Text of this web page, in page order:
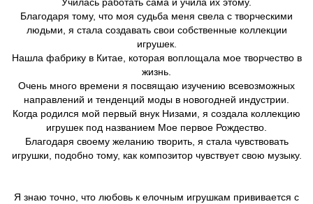
Благодаря тому, что моя судьба меня свела с творческими
людьми, я стала создавать свои собственные коллекции
игрушек.
Нашла фабрику в Китае, которая воплощала мое творчество в
жизнь.
Очень много времени я посвящаю изучению всевозможных
направлений и тенденций моды в новогодней индустрии.
Когда родился мой первый внук Низами, я создала коллекцию
игрушек под названием Мое первое Рождество.
Благодаря своему желанию творить, я стала чувствовать
игрушки, подобно тому, как композитор чувствует свою музыку.
Я знаю точно, что любовь к елочным игрушкам прививается с